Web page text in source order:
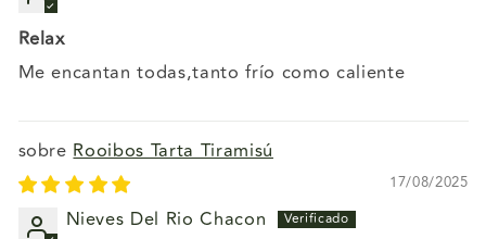
Relax
Me encantan todas,tanto frío como caliente
Rooibos Tarta Tiramisú
17/08/2025
Nieves Del Rio Chacon